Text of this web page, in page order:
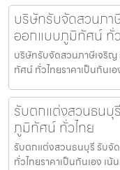
บริษัทรับจัดสวนภา
ออกแบบภูมิทัศน์ ทั่
บริษัทรับจัดสวนภาษีเจริ
ทัศน์ ทั่วไทยราคาเป็นกัน
รับตกแต่งสวนธนบุ
ภูมิทัศน์ ทั่วไทย
รับตกแต่งสวนธนบุรี รับ
ทั่วไทยราคาเป็นกันเอง เ